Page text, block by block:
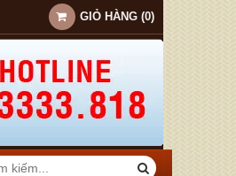
GIỎ HÀNG (0)